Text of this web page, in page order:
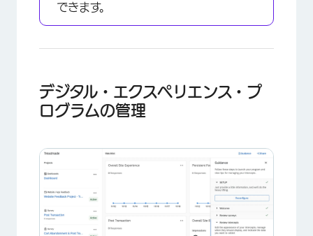
できます。
デジタル・エクスペリエンス・プ
ログラムの管理